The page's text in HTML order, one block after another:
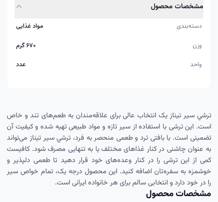
مشخصات محصول
دسته‌بندی
مواد غذایی
وزن
۶۷۰ گرم
واحد
عدد
ترشي سير تيناز یک انتخاب عالی برای علاقه‌مندان به طعم‌های تند و خاص
است. این ترشی با استفاده از سیر تازه و مواد طبیعی تهیه شده و کیفیت آن
تضمینی است. با بافتی ترد و طعمی منحصر به فرد، ترشي سير تيناز می‌تواند
به عنوان چاشنی در کنار غذاهای مختلف یا به تنهایی مصرف شود. کافیست
کمی از این ترشی را در کنار وعده‌های خود قرار دهید تا طعمی دلپذیر و
خوشمزه به سفره‌تان اضافه کنید. این محصول درجه یک، تمام خواص سیر
را در خود دارد و انتخابی سالم برای هر خانواده ایرانی است.
مشخصات محصول